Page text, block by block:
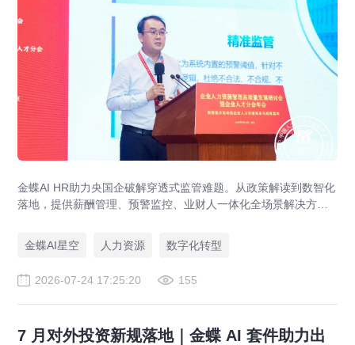
金蝶AI HR助力央国企破解穿透式监管难题。从政策解读到数智化
落地，提供薪酬管理、预警监控、业财人一体化全场景解决方
金蝶AI星空
人力资源 数字化转型
2026-07-24 17:25:20 155
7 月对外投资新规落地｜金蝶 AI 套件助力出